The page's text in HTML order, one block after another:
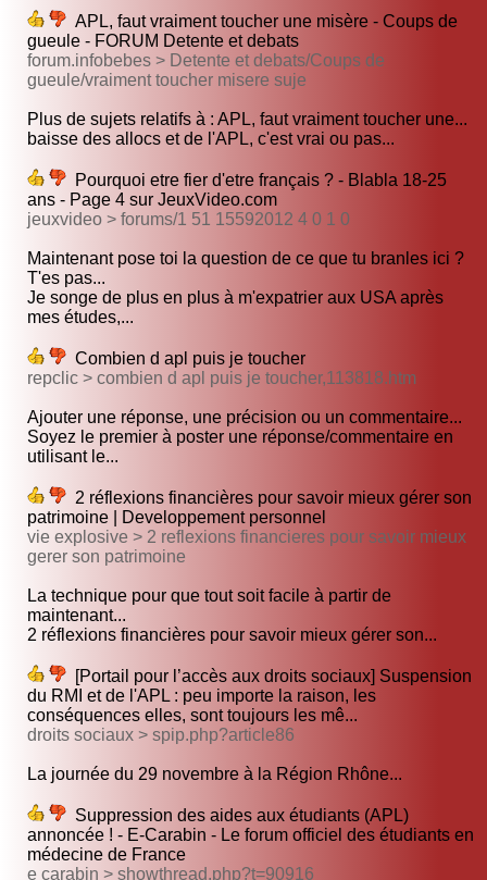
APL, faut vraiment toucher une misère - Coups de
gueule - FORUM Detente et debats
forum.infobebes > Detente et debats/Coups de
gueule/vraiment toucher misere suje
Plus de sujets relatifs à : APL, faut vraiment toucher une...
baisse des allocs et de l'APL, c'est vrai ou pas...
Pourquoi etre fier d'etre français ? - Blabla 18-25
ans - Page 4 sur JeuxVideo.com
jeuxvideo > forums/1 51 15592012 4 0 1 0
Maintenant pose toi la question de ce que tu branles ici ?
T'es pas...
Je songe de plus en plus à m'expatrier aux USA après
mes études,...
Combien d apl puis je toucher
repclic > combien d apl puis je toucher,113818.htm
Ajouter une réponse, une précision ou un commentaire...
Soyez le premier à poster une réponse/commentaire en
utilisant le...
2 réflexions financières pour savoir mieux gérer son
patrimoine | Developpement personnel
vie explosive > 2 reflexions financieres pour savoir mieux
gerer son patrimoine
La technique pour que tout soit facile à partir de
maintenant...
2 réflexions financières pour savoir mieux gérer son...
[Portail pour l’accès aux droits sociaux] Suspension
du RMI et de l'APL : peu importe la raison, les
conséquences elles, sont toujours les mê...
droits sociaux > spip.php?article86
La journée du 29 novembre à la Région Rhône...
Suppression des aides aux étudiants (APL)
annoncée ! - E-Carabin - Le forum officiel des étudiants en
médecine de France
e carabin > showthread.php?t=90916